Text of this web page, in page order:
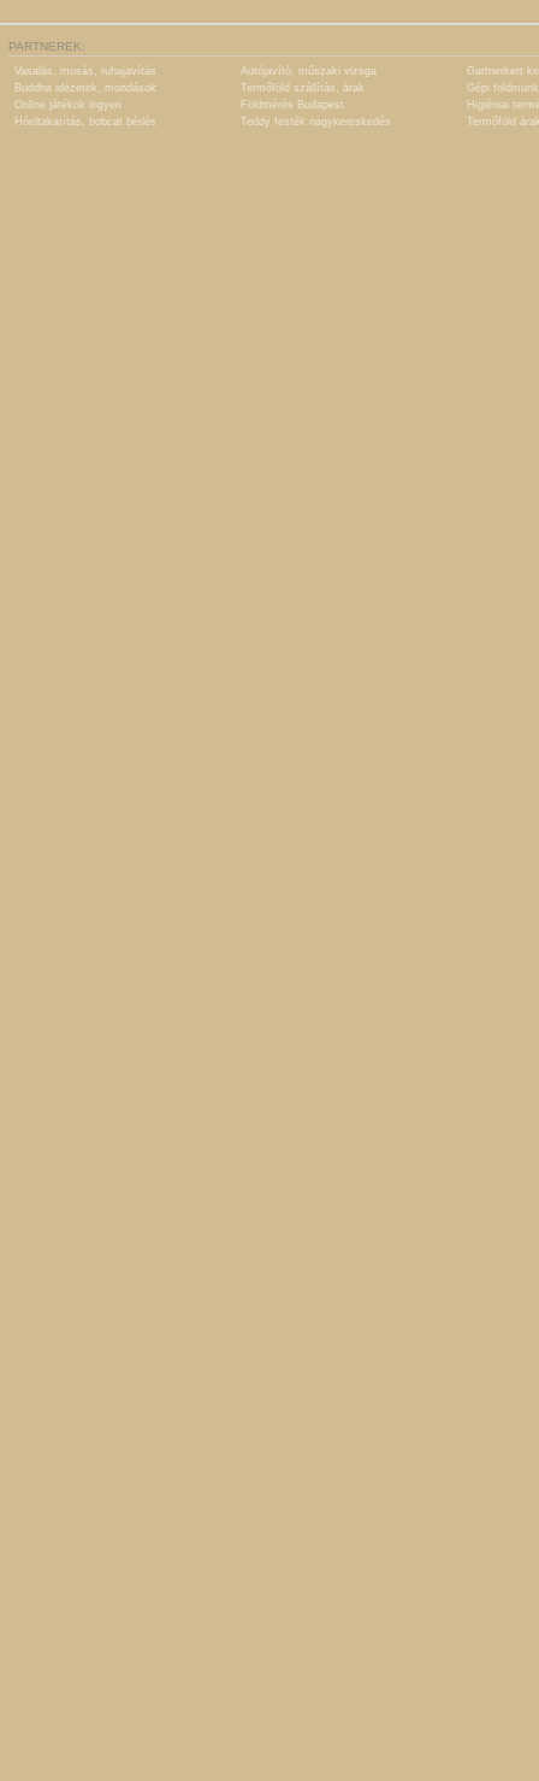
PARTNEREK:
Vasalás, mosás, ruhajavítás Autójavító, műszaki vizsga
Gartnerkert
Buddha idézetek, mondások
Termőföld szállítás, árak
Gépi
Online játékok ingyen
Földmérés Budapest
Higiéniai
Hóeltakarítás, bobcat bérlés
Teddy festék nagykereskedés Termőföld